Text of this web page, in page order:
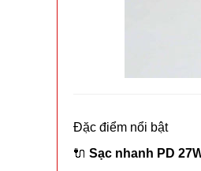
Đặc điểm nổi bật
🔌 Sạc nhanh PD